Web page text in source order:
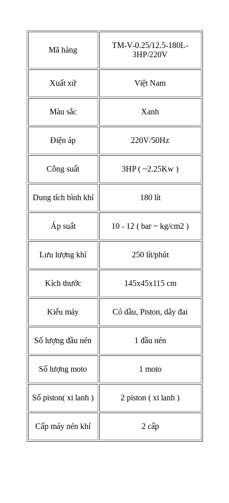
Mã hàng
TM-V-0.25/12.5-180L-
3HP/220V
Xuất xứ Việt Nam
Màu sắc Xanh
Điện áp 220V/50Hz
Công suất 3HP ( ~2.25Kw )
Dung tích bình khí 180 lít
Áp suất 10 - 12 ( bar ~ kg/cm2 )
Lưu lượng khí 250 lít/phút
Kích thước 145x45x115 cm
Kiểu máy Có dầu, Piston, dây đai
Số lượng đầu nén 1 đầu nén
Số lượng moto 1 moto
Số piston( xi lanh ) 2 piston ( xi lanh )
Cấp máy nén khí 2 cấp